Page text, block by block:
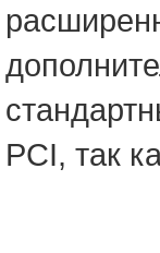
PCI, так